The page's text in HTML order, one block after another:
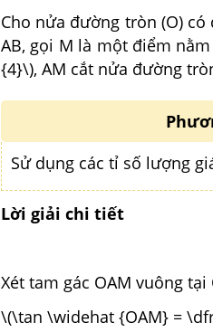
Cho nửa đường tròn (O) có
AB, gọi M là một điểm
{4}\), AM cắt nửa đường
Sử dụng các tỉ số lượng
Lời giải chi tiết
Xét tam gác OAM vuông tại
\(\tan \widehat {OAM} =